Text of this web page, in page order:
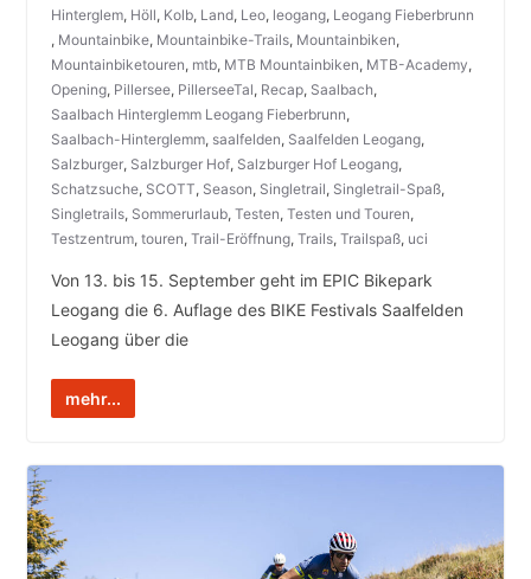
Hinterglem, Höll, Kolb, Land, Leo, leogang, Leogang Fieberbrunn
, Mountainbike, Mountainbike-Trails, Mountainbiken,
Mountainbiketouren, mtb, MTB Mountainbiken, MTB-Academy,
Opening, Pillersee, PillerseeTal, Recap, Saalbach,
Saalbach Hinterglemm Leogang Fieberbrunn,
Saalbach-Hinterglemm, saalfelden, Saalfelden Leogang,
Salzburger, Salzburger Hof, Salzburger Hof Leogang,
Schatzsuche, SCOTT, Season, Singletrail, Singletrail-Spaß,
Singletrails, Sommerurlaub, Testen, Testen und Touren,
Testzentrum, touren, Trail-Eröffnung, Trails, Trailspaß, uci
Von 13. bis 15. September geht im EPIC Bikepark
Leogang die 6. Auflage des BIKE Festivals Saalfelden
Leogang über die
mehr...